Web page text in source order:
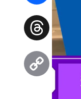
Facebook
Threads
Copy